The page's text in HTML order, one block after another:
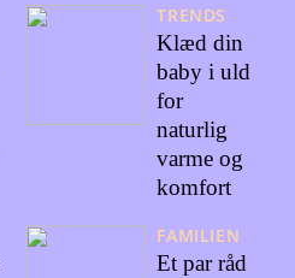
TRENDS
Klæd din
baby i uld
for
naturlig
varme og
komfort
FAMILIEN
Et par råd